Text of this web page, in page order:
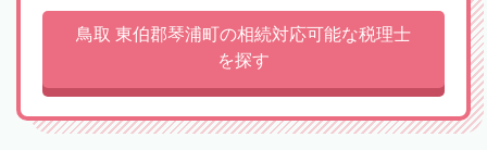
鳥取 東伯郡琴浦町の相続対応可能な税理士
を探す